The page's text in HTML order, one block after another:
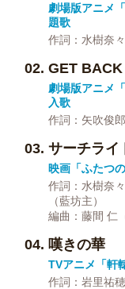
劇場版アニメ
題歌
作詞：水樹奈
GET BACK
劇場版アニメ
入歌
作詞：矢吹俊
サーチライ
映画「ふたつ
作詞：水樹奈
（藍坊主）
編曲：藤間 仁
嘆きの華
TVアニメ「軒
作詞：岩里祐